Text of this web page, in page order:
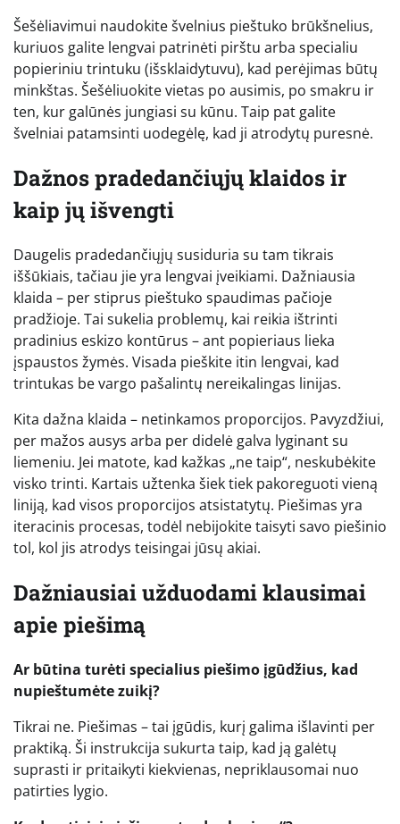
Šešėliavimui naudokite švelnius pieštuko brūkšnelius,
kuriuos galite lengvai patrinėti pirštu arba specialiu
popieriniu trintuku (išsklaidytuvu), kad perėjimas būtų
minkštas. Šešėliuokite vietas po ausimis, po smakru ir
ten, kur galūnės jungiasi su kūnu. Taip pat galite
švelniai patamsinti uodegėlę, kad ji atrodytų puresnė.
Dažnos pradedančiųjų klaidos ir
kaip jų išvengti
Daugelis pradedančiųjų susiduria su tam tikrais
iššūkiais, tačiau jie yra lengvai įveikiami. Dažniausia
klaida – per stiprus pieštuko spaudimas pačioje
pradžioje. Tai sukelia problemų, kai reikia ištrinti
pradinius eskizo kontūrus – ant popieriaus lieka
įspaustos žymės. Visada pieškite itin lengvai, kad
trintukas be vargo pašalintų nereikalingas linijas.
Kita dažna klaida – netinkamos proporcijos. Pavyzdžiui,
per mažos ausys arba per didelė galva lyginant su
liemeniu. Jei matote, kad kažkas „ne taip“, neskubėkite
visko trinti. Kartais užtenka šiek tiek pakoreguoti vieną
liniją, kad visos proporcijos atsistatytų. Piešimas yra
iteracinis procesas, todėl nebijokite taisyti savo piešinio
tol, kol jis atrodys teisingai jūsų akiai.
Dažniausiai užduodami klausimai
apie piešimą
Ar būtina turėti specialius piešimo įgūdžius, kad
nupieštumėte zuikį?
Tikrai ne. Piešimas – tai įgūdis, kurį galima išlavinti per
praktiką. Ši instrukcija sukurta taip, kad ją galėtų
suprasti ir pritaikyti kiekvienas, nepriklausomai nuo
patirties lygio.